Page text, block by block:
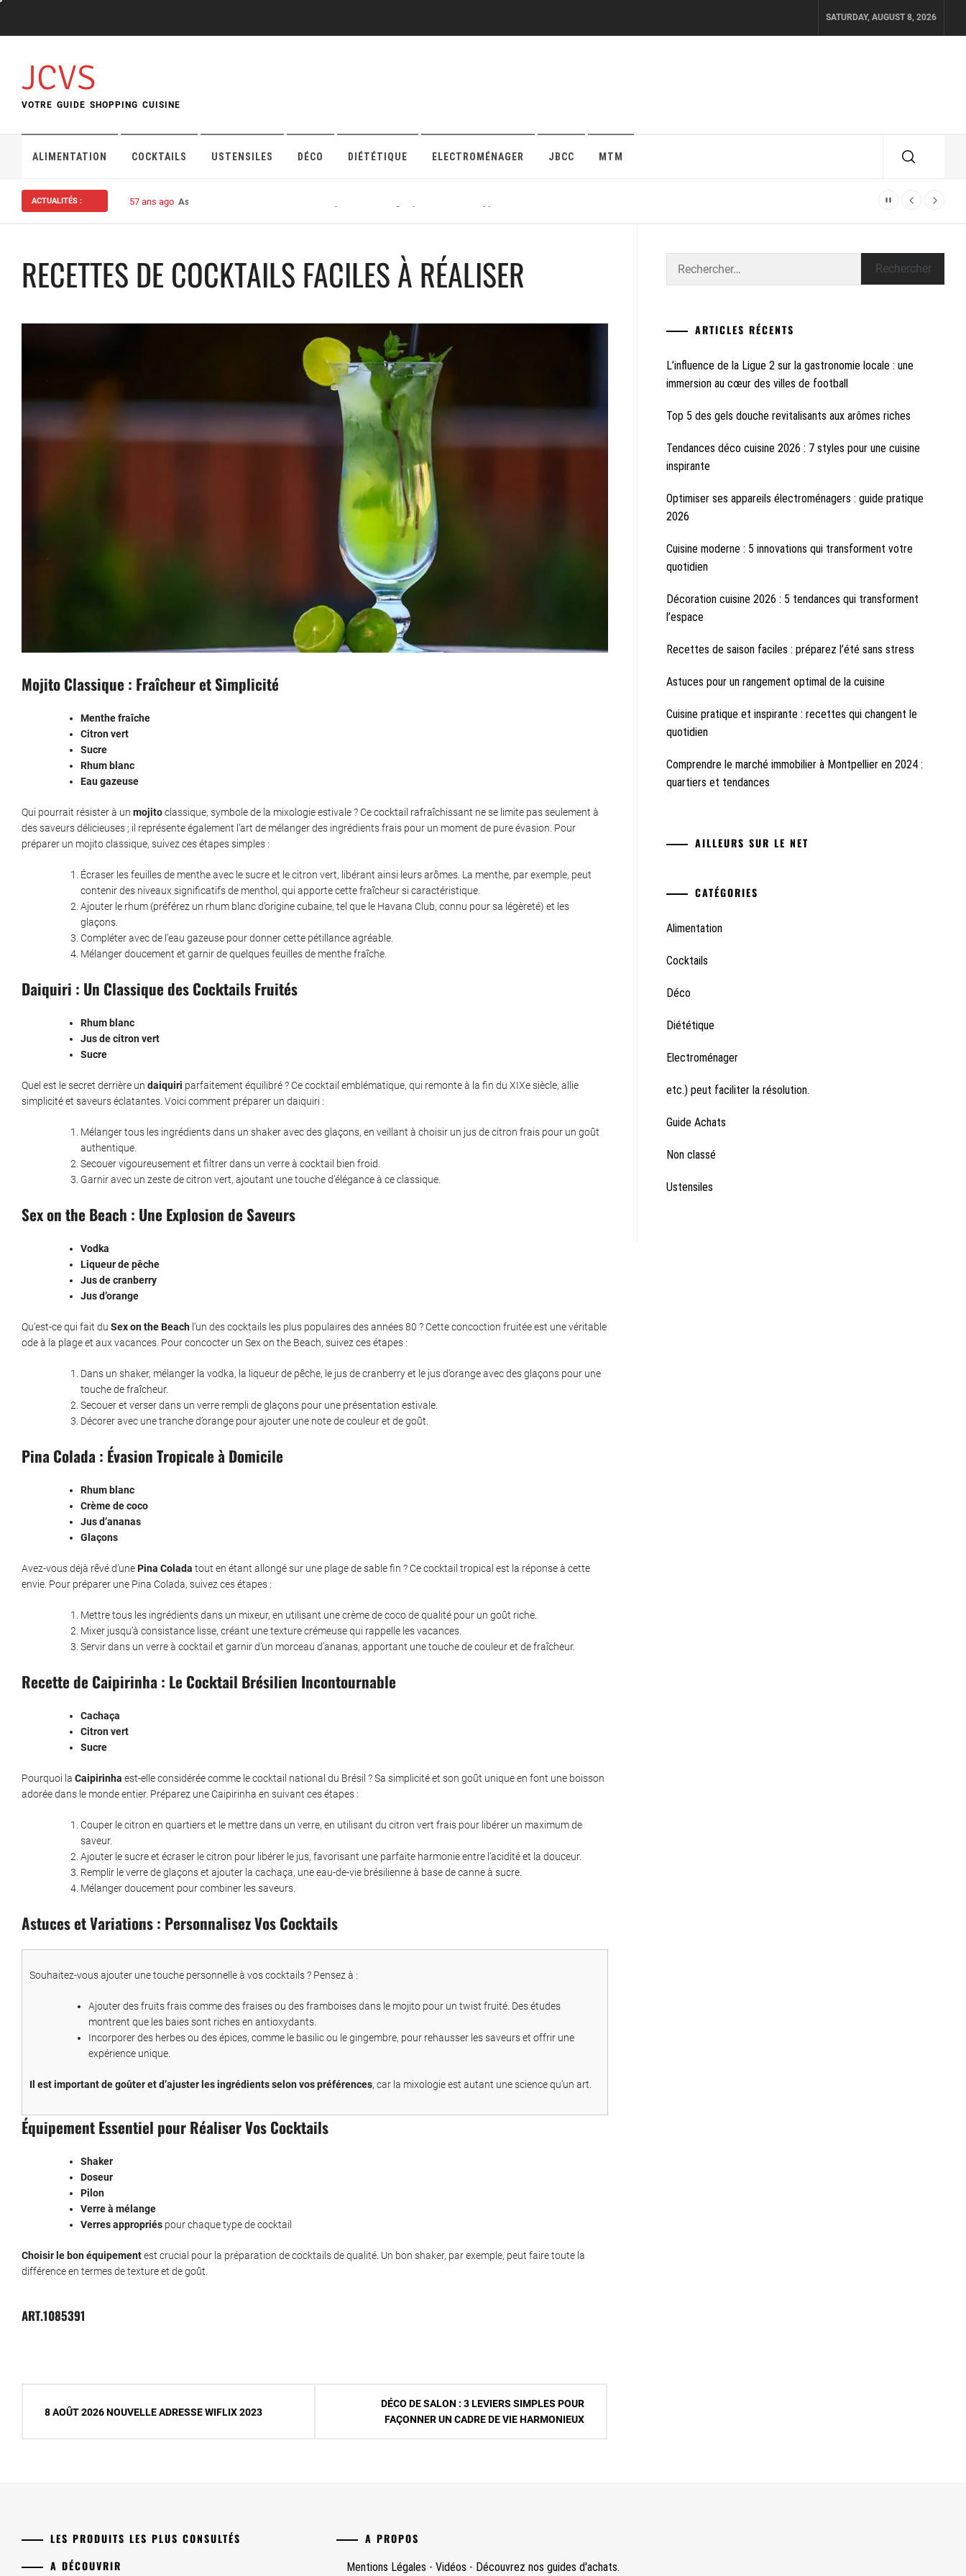
content
SATURDAY, AUGUST 8, 2026
JCVS
VOTRE GUIDE SHOPPING CUISINE
ALIMENTATION COCKTAILS USTENSILES DÉCO DIÉTÉTIQUE ELECTROMÉNAGER JBCC MTM
ACTUALITÉS : 57 ans ago Assurance habitation : bien choisir sa protection en ligne pour maison ou appartement
RECETTES DE COCKTAILS FACILES À RÉALISER
Mojito Classique : Fraîcheur et Simplicité
Menthe fraîche
Citron vert
Sucre
Rhum blanc
Eau gazeuse
Qui pourrait résister à un mojitoclassique, symbole de la mixologie estivale ? Ce cocktail rafraîchissant ne se limite pas seulement à
des saveurs délicieuses ; il représente également l’art de mélanger des ingrédients frais pour un moment de pure évasion. Pour
préparer un mojito classique, suivez ces étapes simples :
Écraser les feuilles de menthe avec le sucre et le citron vert, libérant ainsi leurs arômes. La menthe, par exemple, peut
contenir des niveaux significatifs de menthol, qui apporte cette fraîcheur si caractéristique.
Ajouter le rhum (préférez un rhum blanc d’origine cubaine, tel que le Havana Club, connu pour sa légèreté) et les
glaçons.
Compléter avec de l’eau gazeuse pour donner cette pétillance agréable.
Mélanger doucement et garnir de quelques feuilles de menthe fraîche.
Daiquiri : Un Classique des Cocktails Fruités
Rhum blanc
Jus de citron vert
Sucre
Quel est le secret derrière un daiquiri parfaitement équilibré ? Ce cocktail emblématique, qui remonte à la fin du XIXe siècle, allie
simplicité et saveurs éclatantes. Voici comment préparer un daiquiri :
Mélanger tous les ingrédients dans un shaker avec des glaçons, en veillant à choisir un jus de citron frais pour un goût
authentique.
Secouer vigoureusement et filtrer dans un verre à cocktail bien froid.
Garnir avec un zeste de citron vert, ajoutant une touche d’élégance à ce classique.
Sex on the Beach : Une Explosion de Saveurs
Vodka
Liqueur de pêche
Jus de cranberry
Jus d’orange
Qu’est-ce qui fait du Sex on the Beach l’un des cocktails les plus populaires des années 80 ? Cette concoction fruitée est une véritable
ode à la plage et aux vacances. Pour concocter un Sex on the Beach, suivez ces étapes :
Dans un shaker, mélanger la vodka, la liqueur de pêche, le jus de cranberry et le jus d’orange avec des glaçons pour une
touche de fraîcheur.
Secouer et verser dans un verre rempli de glaçons pour une présentation estivale.
Décorer avec une tranche d’orange pour ajouter une note de couleur et de goût.
Pina Colada : Évasion Tropicale à Domicile
Rhum blanc
Crème de coco
Jus d’ananas
Glaçons
Avez-vous déjà rêvé d’unePina Colada tout en étant allongé sur une plage de sable fin ? Ce cocktail tropical est la réponse à cette
envie. Pour préparer une Pina Colada, suivez ces étapes :
Mettre tous les ingrédients dans un mixeur, en utilisant une crème de coco de qualité pour un goût riche.
Mixer jusqu’à consistance lisse, créant une texture crémeuse qui rappelle les vacances.
Servir dans un verre à cocktail et garnir d’un morceau d’ananas, apportant une touche de couleur et de fraîcheur.
Recette de Caipirinha : Le Cocktail Brésilien Incontournable
Cachaça
Citron vert
Sucre
Pourquoi la Caipirinha est-elle considérée comme le cocktail national du Brésil ? Sa simplicité et son goût unique en font une boisson
adorée dans le monde entier. Préparez une Caipirinha en suivant ces étapes :
Couper le citron en quartiers et le mettre dans un verre, en utilisant du citron vert frais pour libérer un maximum de
saveur.
Ajouter le sucre et écraser le citron pour libérer le jus, favorisant une parfaite harmonie entre l’acidité et la douceur.
Remplir le verre de glaçons et ajouter la cachaça, une eau-de-vie brésilienne à base de canne à sucre.
Mélanger doucement pour combiner les saveurs.
Astuces et Variations : Personnalisez Vos Cocktails
Souhaitez-vous ajouter une touche personnelle à vos cocktails ? Pensez à :
Ajouter des fruits frais comme des fraises ou des framboises dans le mojito pour un twist fruité. Des études
montrent que les baies sont riches en antioxydants.
Incorporer des herbes ou des épices, comme le basilic ou le gingembre, pour rehausser les saveurs et offrir une
expérience unique.
Il est important de goûter et d’ajuster les ingrédients selon vos préférences, car la mixologie est autant une science qu’un art.
Équipement Essentiel pour Réaliser Vos Cocktails
Shaker
Doseur
Pilon
Verre à mélange
Verres appropriés pour chaque type de cocktail
Choisir le bon équipementest crucial pour la préparation de cocktails de qualité. Un bon shaker, par exemple, peut faire toute la
différence en termes de texture et de goût.
ART.1085391
8 AOÛT 2026 NOUVELLE ADRESSE WIFLIX 2023
DÉCO DE SALON : 3 LEVIERS SIMPLES POUR
FAÇONNER UN CADRE DE VIE HARMONIEUX
ARTICLES RÉCENTS
L’influence de la Ligue 2 sur la gastronomie locale : une
immersion au cœur des villes de football
Top 5 des gels douche revitalisants aux arômes riches
Tendances déco cuisine 2026 : 7 styles pour une cuisine
inspirante
Optimiser ses appareils électroménagers : guide pratique
2026
Cuisine moderne : 5 innovations qui transforment votre
quotidien
Décoration cuisine 2026 : 5 tendances qui transforment
l’espace
Recettes de saison faciles : préparez l’été sans stress
Astuces pour un rangement optimal de la cuisine
Cuisine pratique et inspirante : recettes qui changent le
quotidien
Comprendre le marché immobilier à Montpellier en 2024 :
quartiers et tendances
AILLEURS SUR LE NET
CATÉGORIES
Alimentation
Cocktails
Déco
Diététique
Electroménager
etc.) peut faciliter la résolution.
Guide Achats
Non classé
Ustensiles
LES PRODUITS LES PLUS CONSULTÉS
A DÉCOUVRIR
A PROPOS
Mentions Légales - Vidéos - Découvrez nos guides d'achats.